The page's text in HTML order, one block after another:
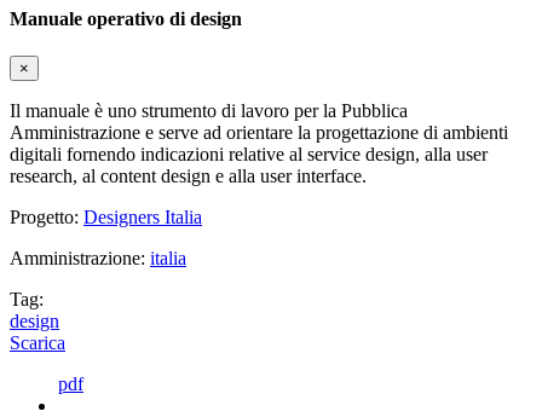
Manuale operativo di design
×
Il manuale è uno strumento di lavoro per la Pubblica
Amministrazione e serve ad orientare la progettazione di ambienti
digitali fornendo indicazioni relative al service design, alla user
research, al content design e alla user interface.
Progetto: Designers Italia
Amministrazione: italia
Tag:
design
Scarica
pdf